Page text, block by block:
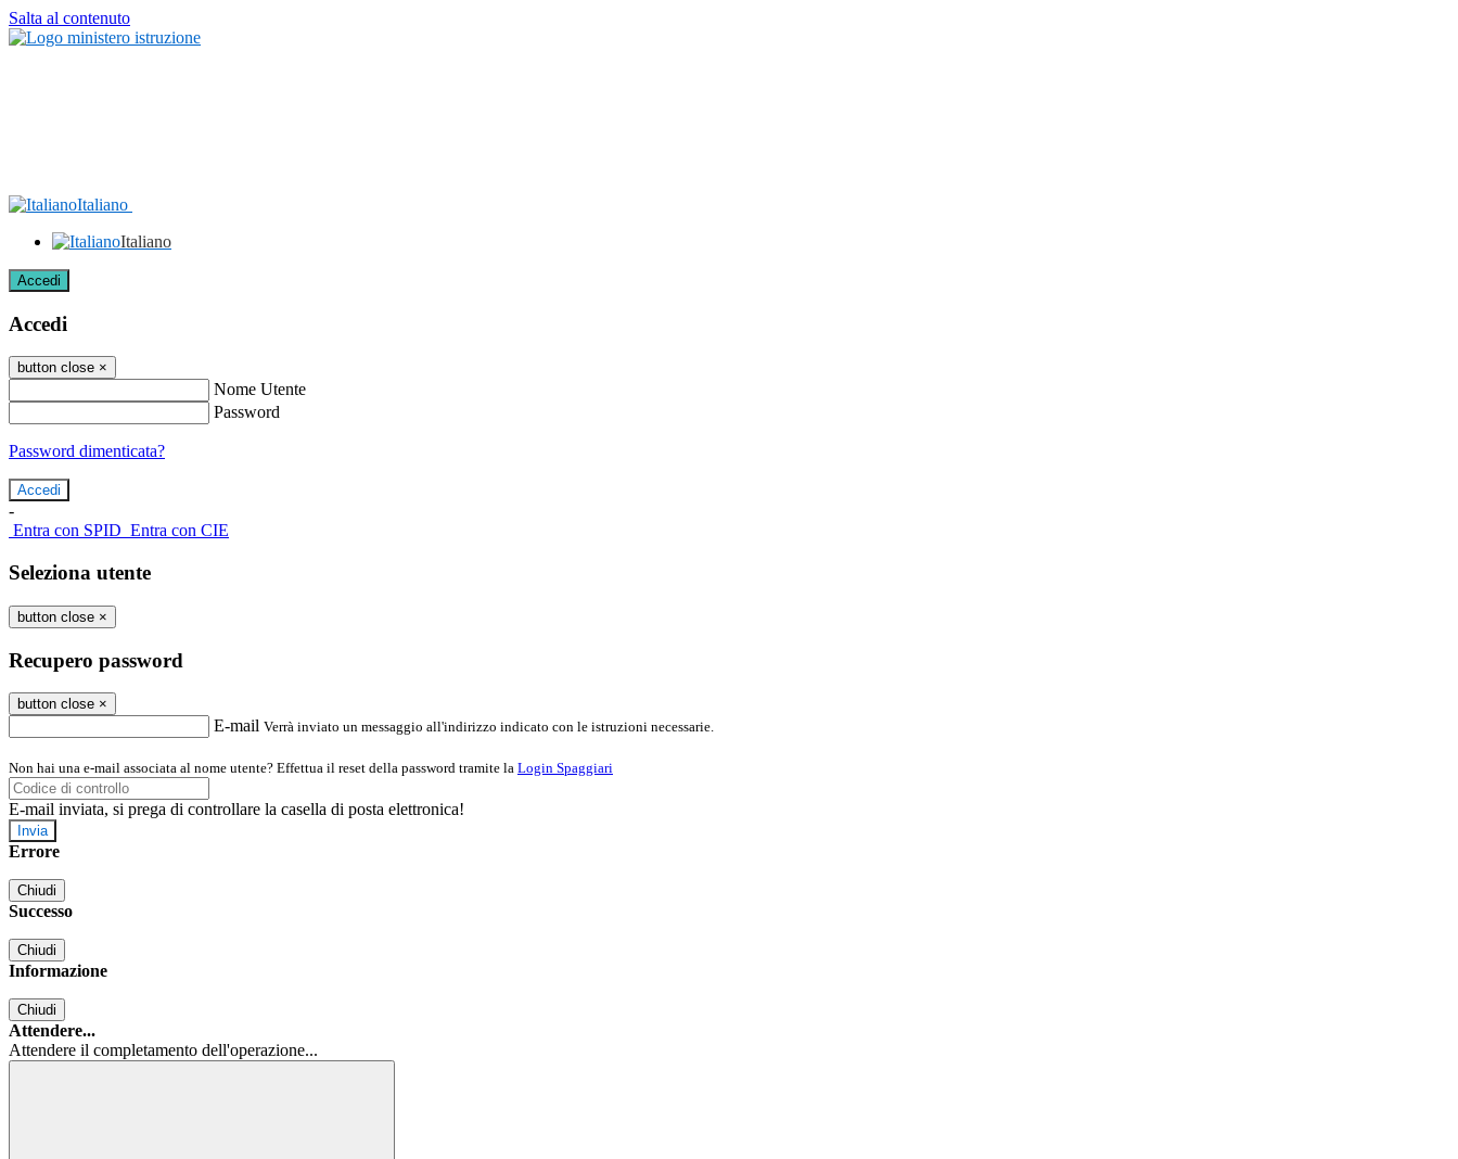
Salta al contenuto
Italiano
Italiano
Accedi
Accedi
button close ×
Nome Utente
Password
Password dimenticata?
-
Entra con SPID Entra con CIE
Seleziona utente
button close ×
Recupero password
button close ×
E-mail Verrà inviato un messaggio all'indirizzo indicato con le istruzioni necessarie.
Non hai una e-mail associata al nome utente? Effettua il reset della password tramite la Login Spaggiari
E-mail inviata, si prega di controllare la casella di posta elettronica!
Errore
Chiudi
Successo
Chiudi
Informazione
Chiudi
Attendere...
Attendere il completamento dell'operazione...